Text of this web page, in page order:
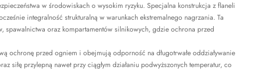
w środowiskach o wysokim ryzyku. Specjalna konstrukcja z flaneli
integralność strukturalną w warunkach ekstremalnego nagrzania. Ta
oraz kompartamentów silnikowych, gdzie ochrona przed
ochronę przed ogniem i obejmują odporność na długotrwałe oddziaływanie
siłę przylepną nawet przy ciągłym działaniu podwyższonych temperatur, co